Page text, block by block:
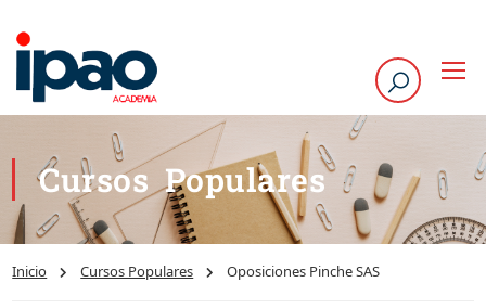
Cursos Populares
Inicio Cursos Populares Oposiciones Pinche SAS